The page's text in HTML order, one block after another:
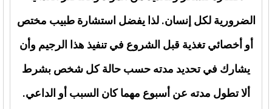
الضرورية لكل إنسان. لذا يفضل استشارة طبيب مختص
أو أخصائي تغذية قبل الشروع في تنفيذ هذا الرجيم وأن
يشارك في تحديد مدته حسب حالة كل شخص بشرط
ألا تطول مدته عن أسبوع مهما كان السبب أو الداعي.